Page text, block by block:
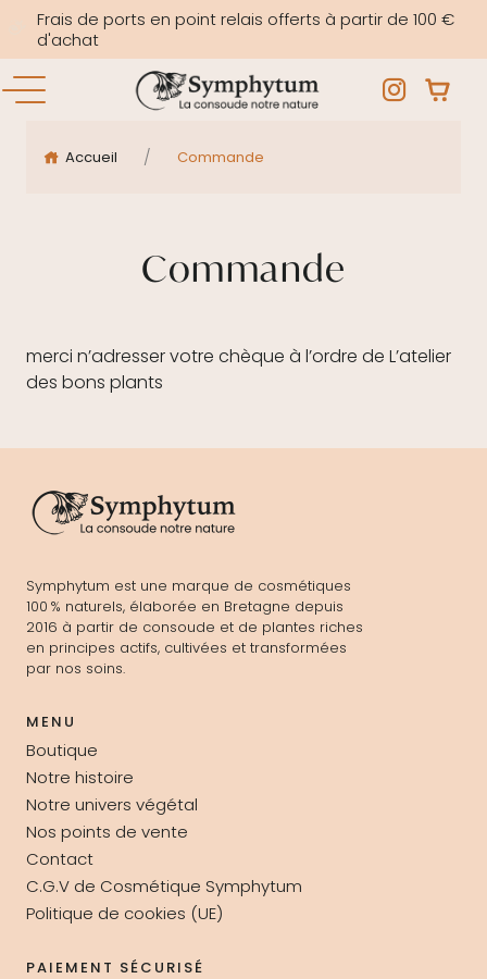
Frais de ports en point relais offerts à partir de 100 €
d'achat
Accueil / Commande
Commande
merci n’adresser votre chèque à l’ordre de L’atelier
des bons plants
Symphytum est une marque de cosmétiques
100 % naturels, élaborée en Bretagne depuis
2016 à partir de consoude et de plantes riches
en principes actifs, cultivées et transformées
par nos soins.
MENU
Boutique
Notre histoire
Notre univers végétal
Nos points de vente
Contact
C.G.V de Cosmétique Symphytum
Politique de cookies (UE)
PAIEMENT SÉCURISÉ